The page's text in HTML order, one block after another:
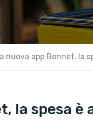
nuova app Bennet, la
la spesa è